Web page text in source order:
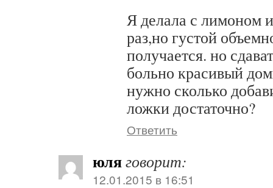
Я делала с лимоном
раз,но густой
получается. но
больно красивый
нужно сколько
ложки достаточно?
Ответить
юляговорит:
12.01.2015 в 16:51